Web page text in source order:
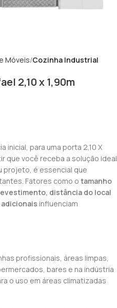
Móveis Cozinha Industrial
2,10 x 1,90m
inicial, para uma porta 2,10 X
que você receba a solução ideal
projeto, é essencial que
Fatores como o tamanho
distância do local
influenciam
profissionais, áreas limpas,
bares e na indústria
o uso em áreas climatizadas